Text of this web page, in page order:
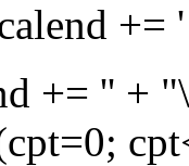
+=
+= '' +